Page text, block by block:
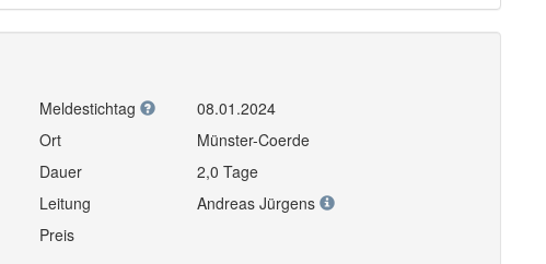
Meldestichtag
08.01.2024
Ort
Münster-Coerde
Dauer
2,0 Tage
Leitung
Andreas Jürgens
Preis